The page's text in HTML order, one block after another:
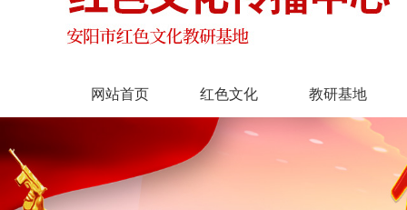
网站首页 红色文化 教研基地